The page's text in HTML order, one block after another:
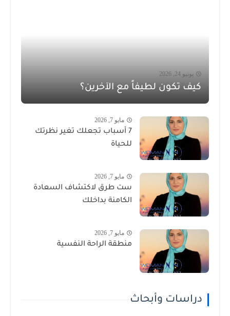
يونيو 24, 2026
كيف تكون لطيفاً مع الآخرين؟
مايو 7, 2026
7 أسباب تجعلك تغير نظرتك
للحياة
مايو 7, 2026
ست طرق لاكتشاف السعادة
الكامنة بداخلك
مايو 7, 2026
منطقة الراحة النفسية
دراسات وأبحاث